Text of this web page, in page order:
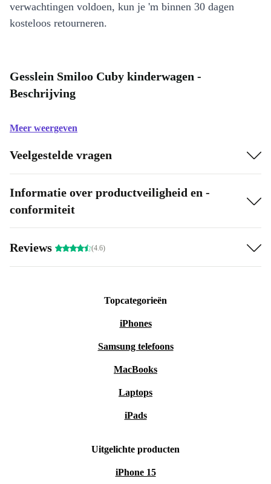
verwachtingen voldoen, kun je 'm binnen 30 dagen
kosteloos retourneren.
Gesslein Smiloo Cuby kinderwagen -
Beschrijving
Meer weergeven
Veelgestelde vragen
Informatie over productveiligheid en -
conformiteit
Reviews (4.6)
Topcategorieën
iPhones
Samsung telefoons
MacBooks
Laptops
iPads
Uitgelichte producten
iPhone 15